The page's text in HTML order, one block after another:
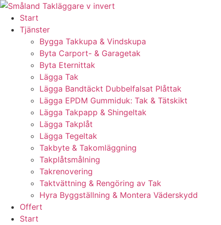
Skip
content
Start
Tjänster
Bygga Takkupa & Vindskupa
Byta Carport- & Garagetak
Byta Eternittak
Lägga Tak
Lägga Bandtäckt Dubbelfalsat Plåttak
Lägga EPDM Gummiduk: Tak & Tätskikt
Lägga Takpapp & Shingeltak
Lägga Takplåt
Lägga Tegeltak
Takbyte & Takomläggning
Takplåtsmålning
Takrenovering
Taktvättning & Rengöring av Tak
Hyra Byggställning & Montera Väderskydd
Offert
Start